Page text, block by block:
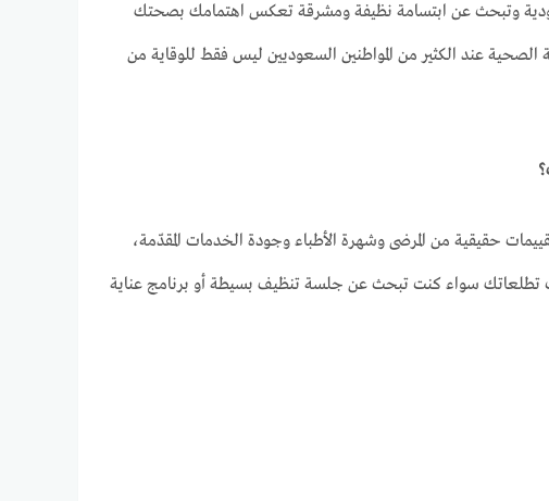
وتبحث عن ابتسامة نظيفة ومشرقة تعكس اهتمامك بصحتك
الصحية عند الكثير من المواطنين السعوديين ليس فقط للوقاية من
حقيقية من المرضى وشهرة الأطباء وجودة الخدمات المقدّمة،
تطلعاتك سواء كنت تبحث عن جلسة تنظيف بسيطة أو برنامج عناية